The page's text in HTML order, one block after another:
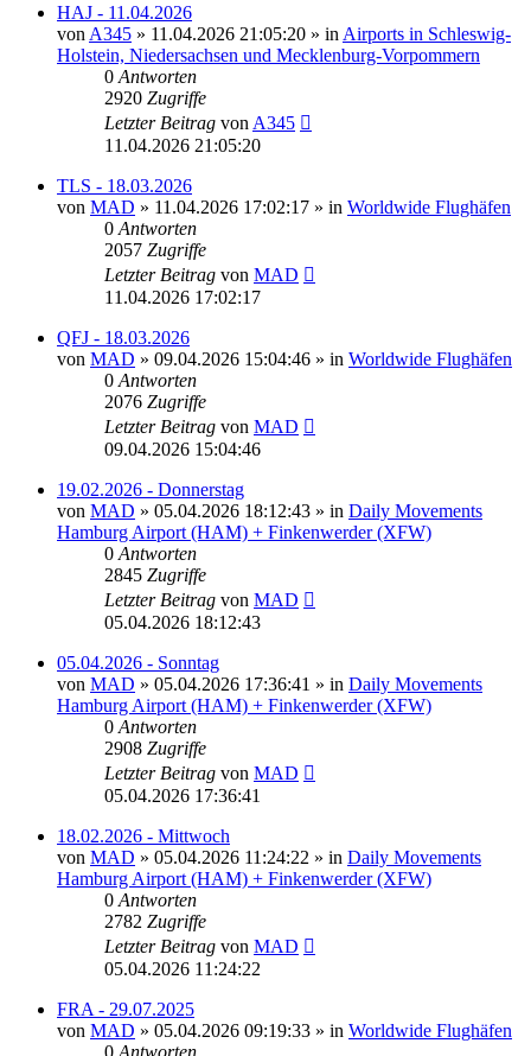
HAJ - 11.04.2026
von A345 » 11.04.2026 21:05:20 » in Airports in Schleswig-
Holstein, Niedersachsen und Mecklenburg-Vorpommern
0 Antworten
2920 Zugriffe
Letzter Beitrag von A345
11.04.2026 21:05:20
TLS - 18.03.2026
von MAD » 11.04.2026 17:02:17 » in Worldwide Flughäfen
0 Antworten
2057 Zugriffe
Letzter Beitrag von MAD
11.04.2026 17:02:17
QFJ - 18.03.2026
von MAD » 09.04.2026 15:04:46 » in Worldwide Flughäfen
0 Antworten
2076 Zugriffe
Letzter Beitrag von MAD
09.04.2026 15:04:46
19.02.2026 - Donnerstag
von MAD » 05.04.2026 18:12:43 » in Daily Movements
Hamburg Airport (HAM) + Finkenwerder (XFW)
0 Antworten
2845 Zugriffe
Letzter Beitrag von MAD
05.04.2026 18:12:43
05.04.2026 - Sonntag
von MAD » 05.04.2026 17:36:41 » in Daily Movements
Hamburg Airport (HAM) + Finkenwerder (XFW)
0 Antworten
2908 Zugriffe
Letzter Beitrag von MAD
05.04.2026 17:36:41
18.02.2026 - Mittwoch
von MAD » 05.04.2026 11:24:22 » in Daily Movements
Hamburg Airport (HAM) + Finkenwerder (XFW)
0 Antworten
2782 Zugriffe
Letzter Beitrag von MAD
05.04.2026 11:24:22
FRA - 29.07.2025
von MAD » 05.04.2026 09:19:33 » in Worldwide Flughäfen
0 Antworten